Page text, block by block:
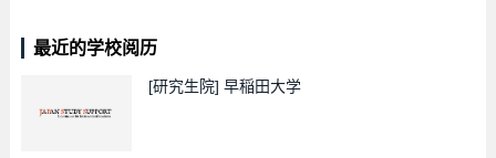
最近的学校阅历
[研究生院] 早稲田大学